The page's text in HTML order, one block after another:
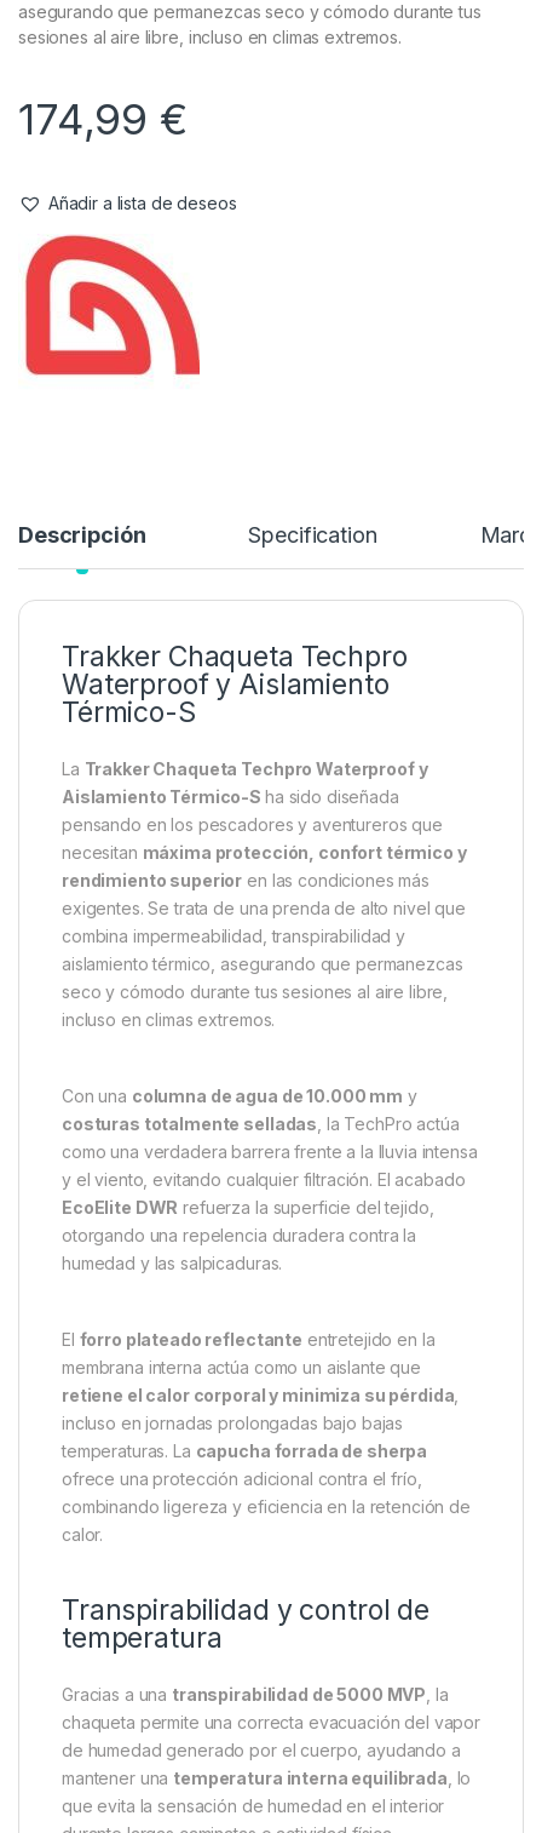
asegurando que permanezcas seco y cómodo durante tus
sesiones al aire libre, incluso en climas extremos.
174,99 €
Añadir a lista de deseos
Descripción Specification Marca
Trakker Chaqueta Techpro
Waterproof y Aislamiento
Térmico-S
La Trakker Chaqueta Techpro Waterproof y
Aislamiento Térmico-S ha sido diseñada
pensando en los pescadores y aventureros que
necesitan máxima protección, confort térmico y
rendimiento superior en las condiciones más
exigentes. Se trata de una prenda de alto nivel que
combina impermeabilidad, transpirabilidad y
aislamiento térmico, asegurando que permanezcas
seco y cómodo durante tus sesiones al aire libre,
incluso en climas extremos.
Con una columna de agua de 10.000 mm y
costuras totalmente selladas, la TechPro actúa
como una verdadera barrera frente a la lluvia intensa
y el viento, evitando cualquier filtración. El acabado
EcoElite DWR refuerza la superficie del tejido,
otorgando una repelencia duradera contra la
humedad y las salpicaduras.
El forro plateado reflectante entretejido en la
membrana interna actúa como un aislante que
retiene el calor corporal y minimiza su pérdida,
incluso en jornadas prolongadas bajo bajas
temperaturas. La capucha forrada de sherpa
ofrece una protección adicional contra el frío,
combinando ligereza y eficiencia en la retención de
calor.
Transpirabilidad y control de
temperatura
Gracias a una transpirabilidad de 5000 MVP, la
chaqueta permite una correcta evacuación del vapor
de humedad generado por el cuerpo, ayudando a
mantener una temperatura interna equilibrada, lo
que evita la sensación de humedad en el interior